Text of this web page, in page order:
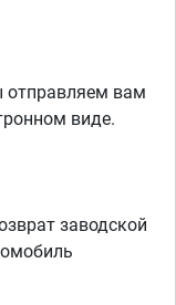
отправляем вам
виде.
заводской